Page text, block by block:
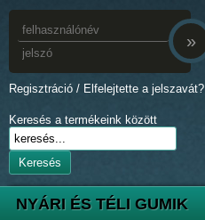
»
Regisztráció / Elfelejtette a jelszavát?
Keresés a termékeink között
Keresés
NYÁRI ÉS TÉLI GUMIK